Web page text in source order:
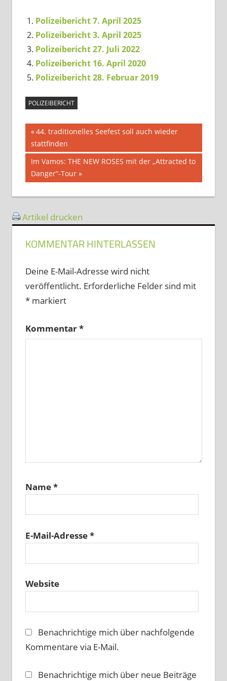
Polizeibericht 7. April 2025
Polizeibericht 3. April 2025
Polizeibericht 27. Juli 2022
Polizeibericht 16. April 2020
Polizeibericht 28. Februar 2019
POLIZEIBERICHT
Beitragsnavigation
Vorheriger
Beitrag:
44. traditionelles Seefest soll auch wieder
stattfinden
Nächster
Beitrag:
Im Vamos: THE NEW ROSES mit der „Attracted to
Danger“-Tour
Artikel drucken
KOMMENTAR HINTERLASSEN
Deine E-Mail-Adresse wird nicht
veröffentlicht. Erforderliche Felder sind mit
*markiert
Kommentar*
Name*
E-Mail-Adresse*
Website
Benachrichtige mich über nachfolgende
Kommentare via E-Mail.
Benachrichtige mich über neue Beiträge